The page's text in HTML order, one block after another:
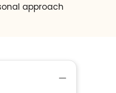
approach